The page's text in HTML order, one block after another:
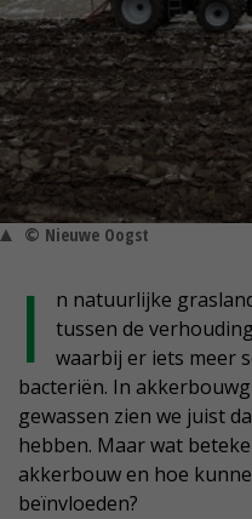
© Nieuwe Oogst
I
n natuurlijke
tussen de
waarbij er iets meer
bacteriën. In
gewassen zien we juist
hebben. Maar wat
akkerbouw en hoe
beïnvloeden?